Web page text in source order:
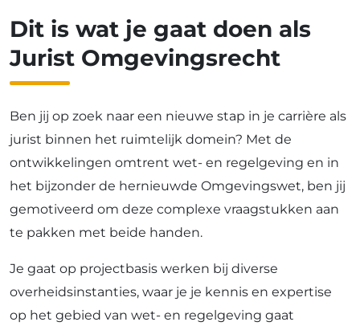
Dit is wat je gaat doen als
Jurist Omgevingsrecht
Ben jij op zoek naar een nieuwe stap in je carrière als
jurist binnen het ruimtelijk domein? Met de
ontwikkelingen omtrent wet- en regelgeving en in
het bijzonder de hernieuwde Omgevingswet, ben jij
gemotiveerd om deze complexe vraagstukken aan
te pakken met beide handen.
Je gaat op projectbasis werken bij diverse
overheidsinstanties, waar je je kennis en expertise
op het gebied van wet- en regelgeving gaat